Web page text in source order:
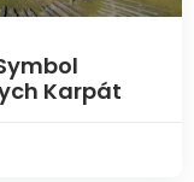
Karpát